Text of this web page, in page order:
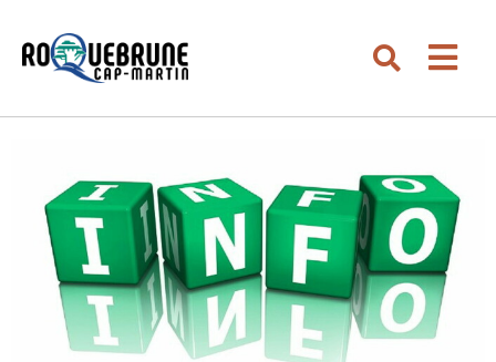
Aller à la recherche
Rechercher